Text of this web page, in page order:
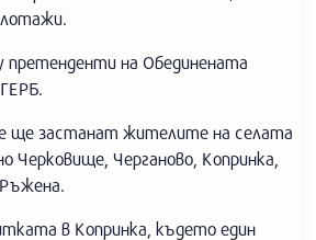
претенденти на Обединената
ще застанат жителите на селата
Черковище, Черганово, Копринка,
в Копринка, където един